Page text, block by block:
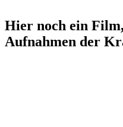
Hier noch ein
Aufnahmen der